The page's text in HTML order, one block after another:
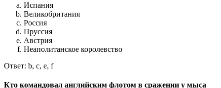
Испания
Великобритания
Россия
Пруссия
Австрия
Неаполитанское королевство
Ответ: b, c, e, f
Кто командовал английским флотом в сражении у мыса